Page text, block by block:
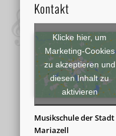
Kontakt
Klicke hier, um
Marketing-Cookies
zu akzeptieren und
diesen Inhalt zu
aktivieren
Musikschule der Stadt
Mariazell